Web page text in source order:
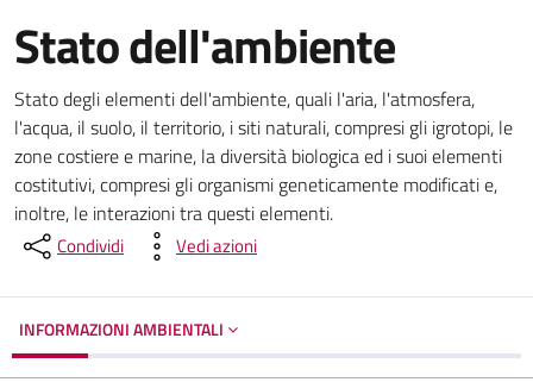
Stato dell'ambiente
Stato degli elementi dell'ambiente, quali l'aria, l'atmosfera,
l'acqua, il suolo, il territorio, i siti naturali, compresi gli igrotopi, le
zone costiere e marine, la diversità biologica ed i suoi elementi
costitutivi, compresi gli organismi geneticamente modificati e,
inoltre, le interazioni tra questi elementi.
Condividi Vedi azioni
INFORMAZIONI AMBIENTALI